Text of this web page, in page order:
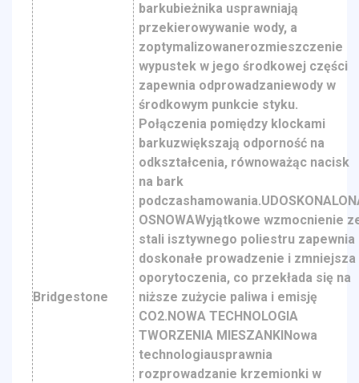
Bridgestone
barkubieżnika usprawniają
przekierowywanie wody, a
zoptymalizowanerozmieszczenie
wypustek w jego środkowej części
zapewnia odprowadzaniewody w
środkowym punkcie styku.
Połączenia pomiędzy klockami
barkuzwiększają odporność na
odkształcenia, równoważąc nacisk
na bark
OSNOWAWyjątkowe wzmocnienie
stali isztywnego poliestru zapewnia
doskonałe prowadzenie i zmniejsza
oporytoczenia, co przekłada się na
niższe zużycie paliwa i emisję
CO2.NOWA TECHNOLOGIA
TWORZENIA MIESZANKINowa
technologiausprawnia
rozprowadzanie krzemionki w